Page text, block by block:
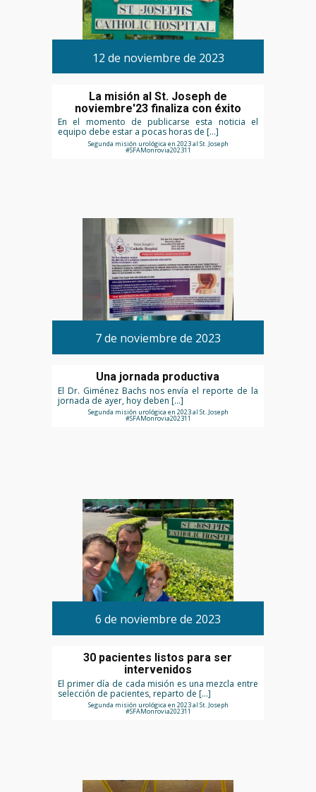
12 de noviembre de 2023
La misión al St. Joseph de
noviembre'23 finaliza con éxito
En el momento de publicarse esta noticia el
equipo debe estar a pocas horas de […]
Segunda misión urológica en 2023 al St. Joseph
#SFAMonrovia202311
7 de noviembre de 2023
Una jornada productiva
El Dr. Giménez Bachs nos envía el reporte de la
jornada de ayer, hoy deben […]
Segunda misión urológica en 2023 al St. Joseph
#SFAMonrovia202311
6 de noviembre de 2023
30 pacientes listos para ser
intervenidos
El primer día de cada misión es una mezcla entre
selección de pacientes, reparto de […]
Segunda misión urológica en 2023 al St. Joseph
#SFAMonrovia202311